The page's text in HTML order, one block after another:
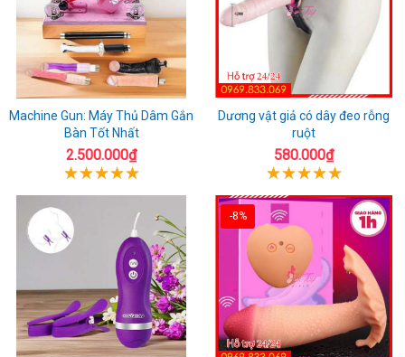
Machine Gun: Máy Thủ Dâm Gắn
Bàn Tốt Nhất
2.500.000₫
Dương vật giả có dây đeo rỗng
ruột
580.000₫
-8%